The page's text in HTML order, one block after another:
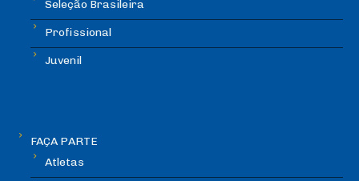
Seleção Brasileira
Profissional
Juvenil
FAÇA PARTE
Atletas